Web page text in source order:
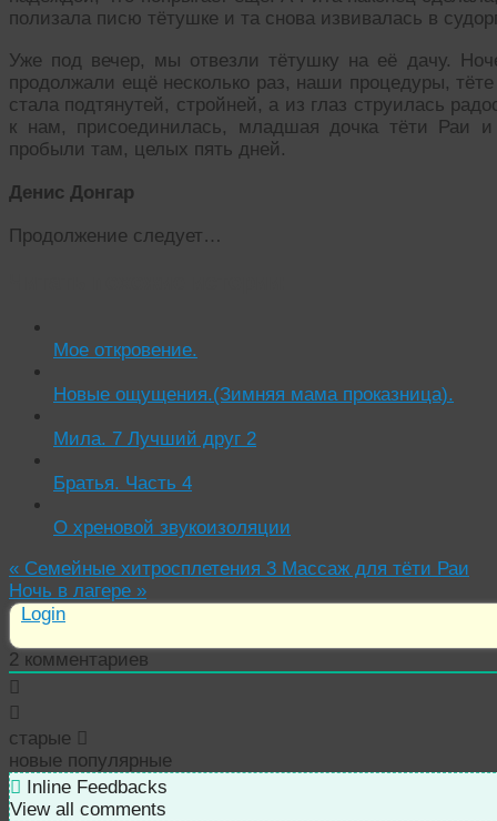
полизала писю тётушке и та снова извивалась в
Уже под вечер, мы отвезли тётушку на её дачу.
продолжали ещё несколько раз, наши процедуры,
стала подтянутей, стройней, а из глаз струилась
к нам, присоединилась, младшая дочка тёти Раи
пробыли там, целых пять дней.
Денис Донгар
Продолжение следует…
Мое откровение.
Новые ощущения.(Зимняя мама проказница).
Мила. 7 Лучший друг 2
Братья. Часть 4
О хреновой звукоизоляции
« Семейные хитросплетения 3 Массаж для тёти Раи
Ночь в лагере »
Login
2 комментариев
старые
новые популярные
Inline Feedbacks
View all comments